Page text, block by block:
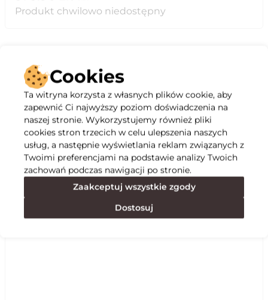
Produkt chwilowo niedostępny
Opis
Specyfikacja
Polecane
Cookies
Ta witryna korzysta z własnych plików cookie, aby
zapewnić Ci najwyższy poziom doświadczenia na
naszej stronie. Wykorzystujemy również pliki
cookies stron trzecich w celu ulepszenia naszych
usług, a następnie wyświetlania reklam związanych z
Twoimi preferencjami na podstawie analizy Twoich
zachowań podczas nawigacji po stronie.
Zaakceptuj wszystkie zgody
Dostosuj